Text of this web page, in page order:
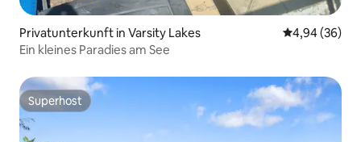
Privatunterkunft in Varsity Lakes
4,94 (36)
Ein kleines Paradies am See
Superhost
Superhost